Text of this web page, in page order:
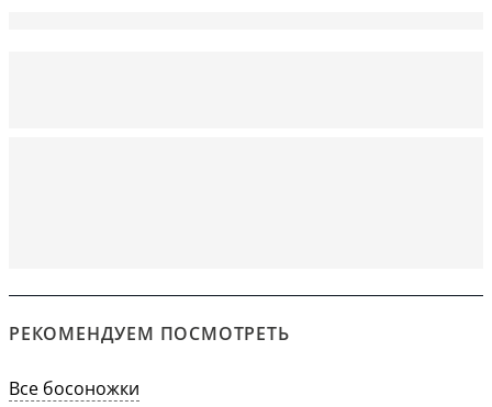
РЕКОМЕНДУЕМ ПОСМОТРЕТЬ
Все босоножки